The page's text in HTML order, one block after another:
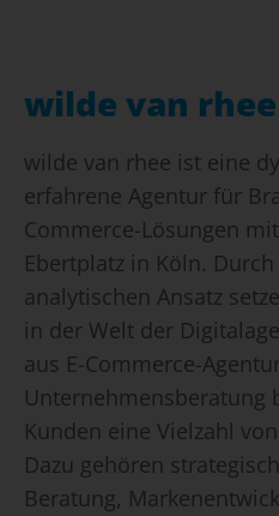
wilde van rhee
wilde van rhee ist eine
erfahrene Agentur für
Commerce-Lösungen
Ebertplatz in Köln.
analytischen Ansatz
in der Welt der
aus E-Commerce-
Unternehmensberatung
Kunden eine Vielzahl
Dazu gehören
Beratung,